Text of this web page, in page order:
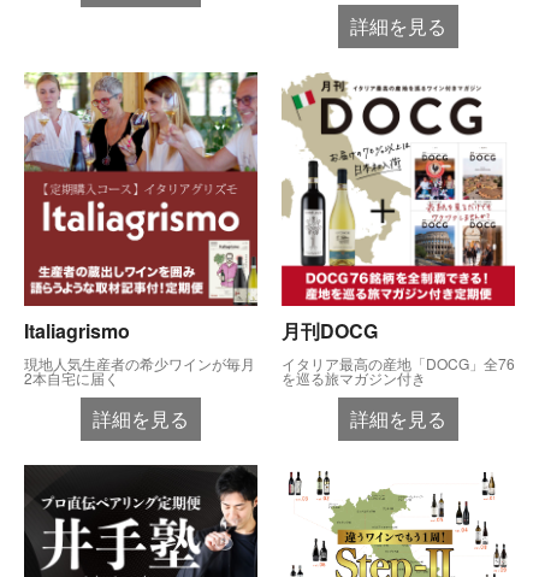
詳細を見る
Italiagrismo
現地人気生産者の希少ワインが毎月
2本自宅に届く
詳細を見る
月刊DOCG
イタリア最高の産地「DOCG」全76
を巡る旅マガジン付き
詳細を見る